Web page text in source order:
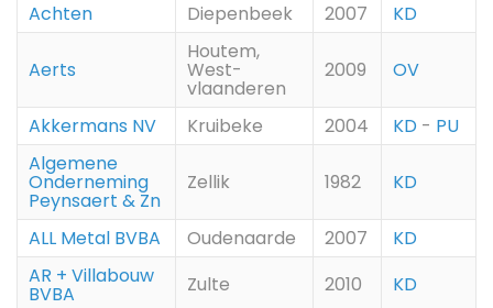
Achten
Diepenbeek 2007 KD
Aerts
Houtem,
West-
vlaanderen
2009 OV
Akkermans NV Kruibeke 2004 KD - PU
Algemene
Onderneming
Peynsaert & Zn
Zellik 1982 KD
ALL Metal BVBA Oudenaarde 2007
KD
AR + Villabouw
BVBA Zulte 2010
KD